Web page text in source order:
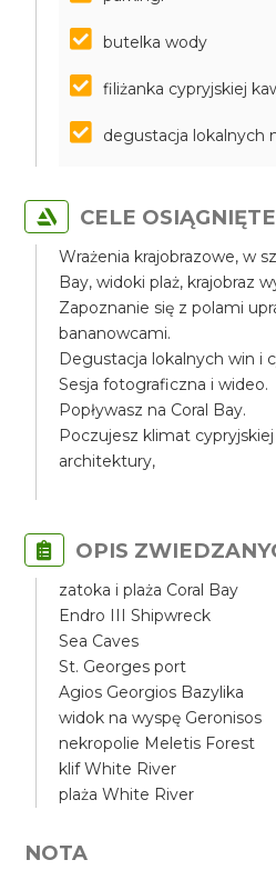
butelka wody
filiżanka cypryjskiej
degustacja lokalnych
CELE OSIĄGNIĘTE
Wrażenia krajobrazowe, w
Bay, widoki plaż, krajobraz
Zapoznanie się z polami
bananowcami.
Degustacja lokalnych win i
Sesja fotograficzna i wideo.
Popływasz na Coral Bay.
Poczujesz klimat
architektury,
OPIS
zatoka i plaża Coral Bay
Endro III Shipwreck
Sea Caves
St. Georges port
Agios Georgios Bazylika
widok na wyspę Geronisos
nekropolie Meletis Forest
klif White River
plaża White River
NOTA